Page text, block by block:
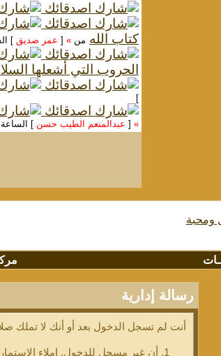
كتاب الله من »
[عمر صديق ]
الحروب التي أشعلها
]
»
[عبدالمنعم الطيب حسن ] الساعة
ومحبة
رسالة إدارية
أنت لم تسجل الدخول بعد أو أنك لا تملك
أن غير مسجل للدخول. إملاء